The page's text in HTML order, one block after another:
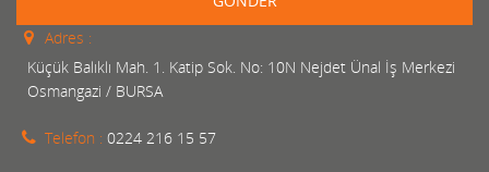
Adres :
Küçük Balıklı Mah. 1. Katip Sok. No: 10N Nejdet Ünal İş Merkezi
Osmangazi / BURSA
Telefon : 0224 216 15 57